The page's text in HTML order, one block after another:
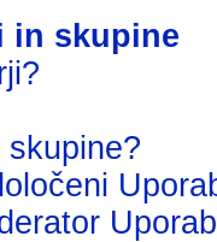
in skupine